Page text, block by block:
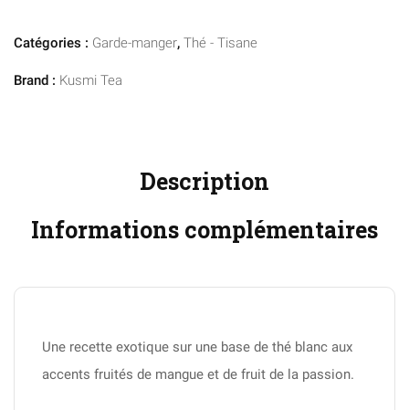
Catégories : Garde-manger, Thé - Tisane
Brand : Kusmi Tea
Description
Informations complémentaires
Une recette exotique sur une base de thé blanc aux
accents fruités de mangue et de fruit de la passion.